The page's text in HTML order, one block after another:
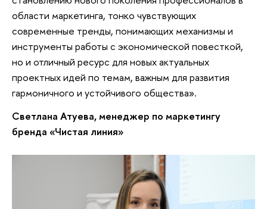
области маркетинга, тонко чувствующих
современные тренды, понимающих механизмы и
инструменты работы с экономической повесткой,
но и отличный ресурс для новых актуальных
проектных идей по темам, важным для развития
гармоничного и устойчивого общества».
Светлана Атуева, менеджер по маркетингу
бренда «Чистая линия»